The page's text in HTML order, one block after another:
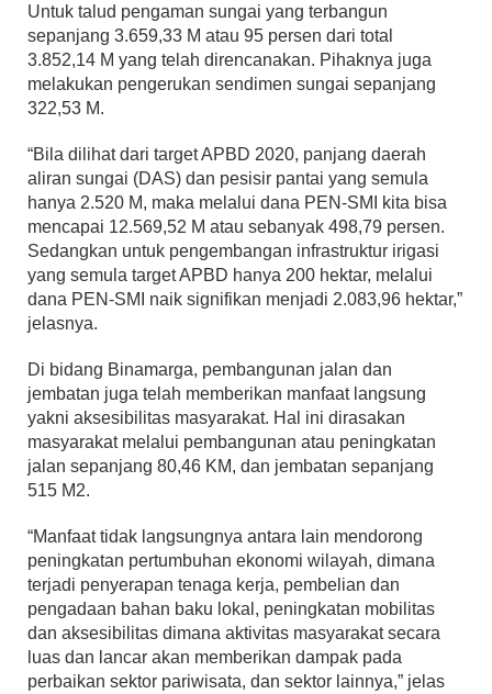
Untuk talud pengaman sungai yang terbangun
sepanjang 3.659,33 M atau 95 persen dari total
3.852,14 M yang telah direncanakan. Pihaknya juga
melakukan pengerukan sendimen sungai sepanjang
322,53 M.
“Bila dilihat dari target APBD 2020, panjang daerah
aliran sungai (DAS) dan pesisir pantai yang semula
hanya 2.520 M, maka melalui dana PEN-SMI kita bisa
mencapai 12.569,52 M atau sebanyak 498,79 persen.
Sedangkan untuk pengembangan infrastruktur irigasi
yang semula target APBD hanya 200 hektar, melalui
dana PEN-SMI naik signifikan menjadi 2.083,96 hektar,”
jelasnya.
Di bidang Binamarga, pembangunan jalan dan
jembatan juga telah memberikan manfaat langsung
yakni aksesibilitas masyarakat. Hal ini dirasakan
masyarakat melalui pembangunan atau peningkatan
jalan sepanjang 80,46 KM, dan jembatan sepanjang
515 M2.
“Manfaat tidak langsungnya antara lain mendorong
peningkatan pertumbuhan ekonomi wilayah, dimana
terjadi penyerapan tenaga kerja, pembelian dan
pengadaan bahan baku lokal, peningkatan mobilitas
dan aksesibilitas dimana aktivitas masyarakat secara
luas dan lancar akan memberikan dampak pada
perbaikan sektor pariwisata, dan sektor lainnya,” jelas